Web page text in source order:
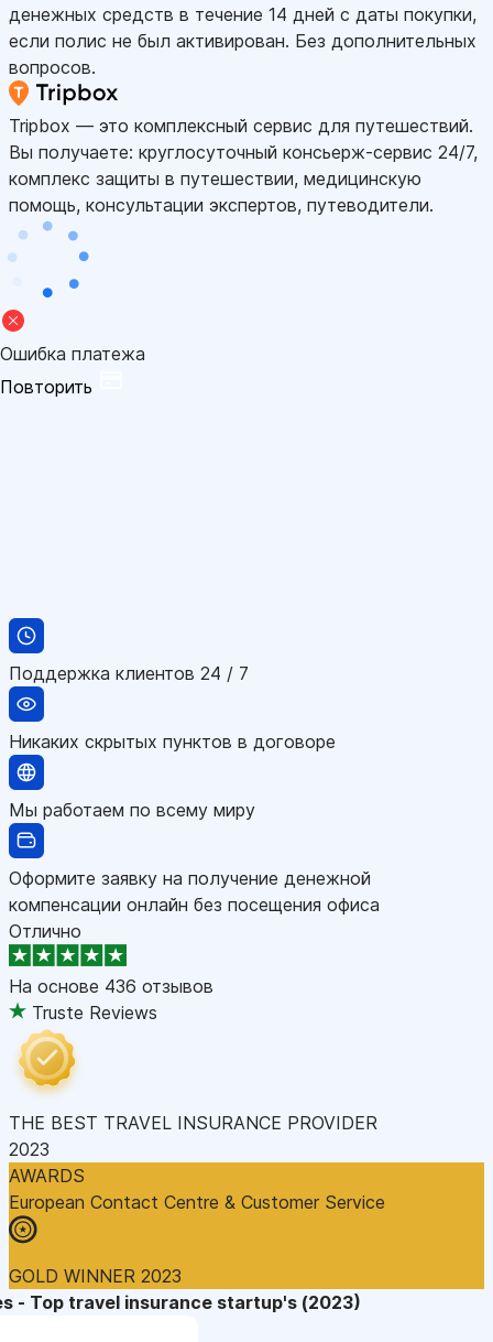
денежных средств в течение 14 дней с даты покупки,
если полис не был активирован. Без дополнительных
вопросов.
Tripbox — это комплексный сервис для путешествий.
Вы получаете: круглосуточный консьерж-сервис 24/7,
комплекс защиты в путешествии, медицинскую
помощь, консультации экспертов, путеводители.
Ошибка платежа
Повторить
Поддержка клиентов 24 / 7
Никаких скрытых пунктов в договоре
Мы работаем по всему миру
Оформите заявку на получение денежной
компенсации онлайн без посещения офиса
Отлично
На основе 436 отзывов
Truste Reviews
THE BEST TRAVEL INSURANCE PROVIDER
2023
AWARDS
European Contact Centre & Customer Service
GOLD WINNER 2023
- Top travel insurance startup's (2023)